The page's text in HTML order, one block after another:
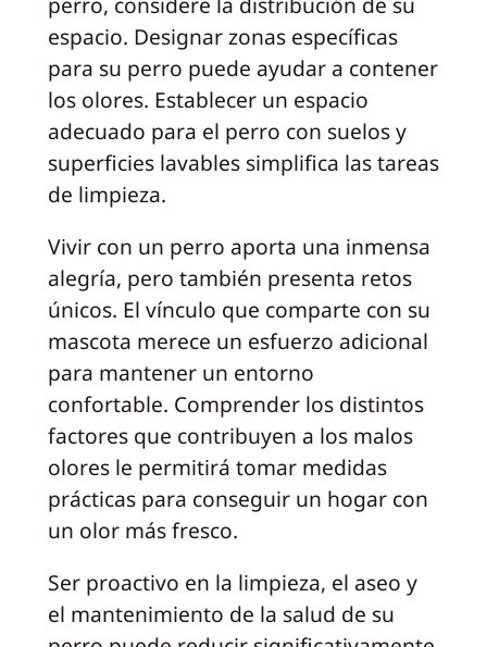
espacio. Designar zonas específicas
para su perro puede ayudar a contener
los olores. Establecer un espacio
adecuado para el perro con suelos y
superficies lavables simplifica las tareas
de limpieza.
Vivir con un perro aporta una inmensa
alegría, pero también presenta retos
únicos. El vínculo que comparte con su
mascota merece un esfuerzo adicional
para mantener un entorno
confortable. Comprender los distintos
factores que contribuyen a los malos
olores le permitirá tomar medidas
prácticas para conseguir un hogar con
un olor más fresco.
Ser proactivo en la limpieza, el aseo y
el mantenimiento de la salud de su